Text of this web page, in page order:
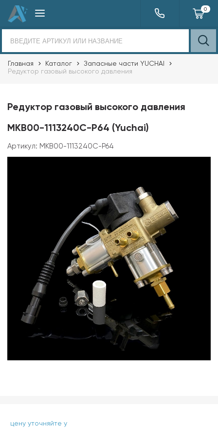
0
Главная Каталог
Запасные части YUCHAI
Редуктор газовый высокого давления
Редуктор газовый высокого давления
MKB00-1113240C-P64 (Yuchai)
Артикул: MKB00-1113240C-P64
цену уточняйте у